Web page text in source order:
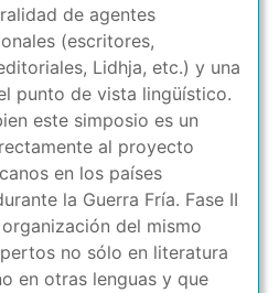
de agentes
(escritores,
Lidhja, etc.) y una
punto de vista lingüístico.
este simposio es un
al proyecto
en los países
la Guerra Fría. Fase II
del mismo
no sólo en literatura
en otras lenguas y que